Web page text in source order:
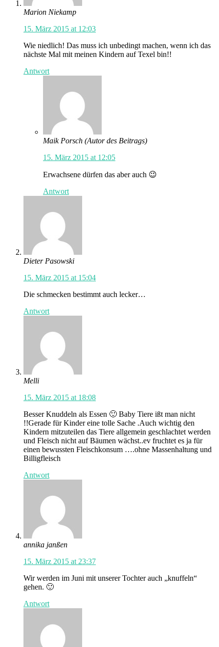
Marion Niekamp
15. März 2015 at 12:03
Wie niedlich! Das muss ich unbedingt machen, wenn ich das
nächste Mal mit meinen Kindern auf Texel bin!!
Antwort
Maik Porsch (Autor des Beitrags)
15. März 2015 at 12:05
Erwachsene dürfen das aber auch 😉
Antwort
Dieter Pasowski
15. März 2015 at 15:04
Die schmecken bestimmt auch lecker…
Antwort
Melli
15. März 2015 at 18:08
Besser Knuddeln als Essen 🙂 Baby Tiere ißt man nicht
!!Gerade für Kinder eine tolle Sache .Auch wichtig den
Kindern mitzuteilen das Tiere allgemein geschlachtet werden
und Fleisch nicht auf Bäumen wächst..ev fruchtet es ja für
einen bewussten Fleischkonsum ….ohne Massenhaltung und
Billigfleisch
Antwort
annika janßen
15. März 2015 at 23:37
Wir werden im Juni mit unserer Tochter auch „knuffeln“
gehen. 🙂
Antwort